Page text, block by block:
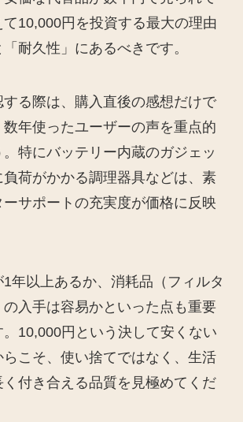
10,000円を投資する最大の理由
耐久性」にあるべきです。
する際は、購入直後の感想だけで
年使ったユーザーの声を重点的
特にバッテリー内蔵のガジェッ
負荷がかかる調理器具などは、素
サポートの充実度が価格に反映
1年以上あるか、消耗品（フィルタ
入手は容易かといった点も重要
10,000円という決して安くない
こそ、使い捨てではなく、生活
付き合える品質を見極めてくだ